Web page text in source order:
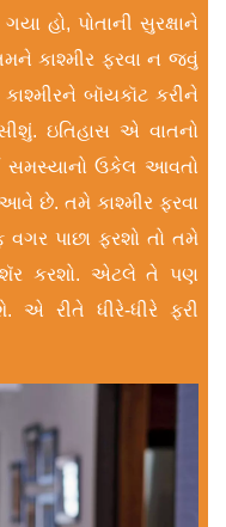
હો, પોતાની સુરક્ષાને
કાશ્મીર ફરવા ન જવું
બૉયકૉટ કરીને
ઇતિહાસ એ વાતનો
સમસ્યાનો ઉકેલ આવતો
છે. તમે કાશ્મીર ફરવા
પાછા ફરશો તો તમે
કરશો. એટલે તે પણ
એ રીતે ધીરે-ધીરે ફરી